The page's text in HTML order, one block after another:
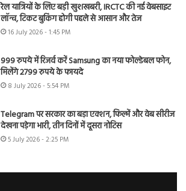
रेल यात्रियों के लिए बड़ी खुशखबरी, IRCTC की नई वेबसाइट
लॉन्च, टिकट बुकिंग होगी पहले से आसान और तेज
16 July 2026 - 1:45 PM
999 रुपये में रिजर्व करें Samsung का नया फोल्डेबल फोन,
मिलेंगे 2799 रुपये के फायदे
8 July 2026 - 5:54 PM
Telegram पर सरकार का बड़ा एक्शन, फिल्में और वेब सीरीज
देखना पड़ेगा भारी, तीन दिनों में दूसरा नोटिस
5 July 2026 - 2:25 PM